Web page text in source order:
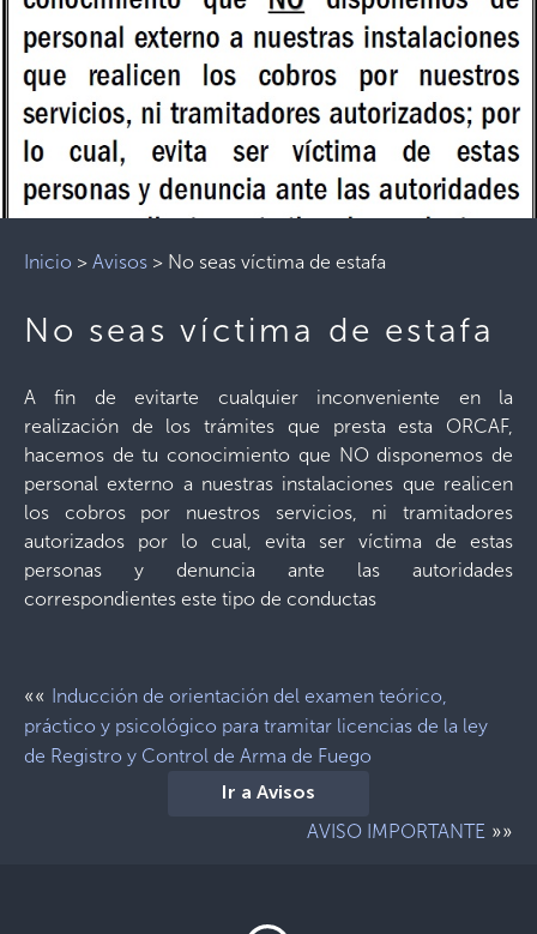
Inicio > Avisos > No seas víctima de estafa
No seas víctima de estafa
A fin de evitarte cualquier inconveniente en la
realización de los trámites que presta esta ORCAF,
hacemos de tu conocimiento que NO disponemos de
personal externo a nuestras instalaciones que realicen
los cobros por nuestros servicios, ni tramitadores
autorizados por lo cual, evita ser víctima de estas
personas y denuncia ante las autoridades
correspondientes este tipo de conductas
«« Inducción de orientación del examen teórico,
práctico y psicológico para tramitar licencias de la ley
de Registro y Control de Arma de Fuego
Ir a Avisos
AVISO IMPORTANTE »»